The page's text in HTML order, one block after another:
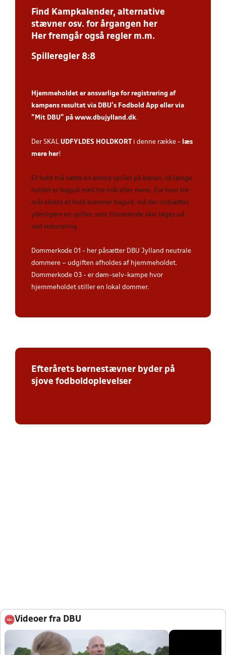
Find Kampkalender, alternative
stævner osv. for årgangen her
Her fremgår også regler m.m.
Spilleregler 8:8
Hjemmeholdet er ansvarlige for registrering af
kampens resultat via DBU’s Fodbold App eller via
”Mit DBU” på www.dbujylland.dk.
Der SKAL UDFYLDES HOLDKORTi denne række - læs
mere her!
Et hold må sætte én ekstra spiller på banen, så længe
holdet er bagud med tre mål eller mere. For hver tre
mål ekstra et hold kommer bagud, må der indsættes
yderligere en spiller, som tilsvarende skal tages ud
ved reducering
Dommerkode 01 - her påsætter DBU Jylland neutrale
dommere – udgiften afholdes af hjemmeholdet.
Dommerkode 03 - er døm-selv-kampe hvor
hjemmeholdet stiller en lokal dommer.
Efterårets børnestævner byder på
sjove fodboldoplevelser
Videoer fra DBU